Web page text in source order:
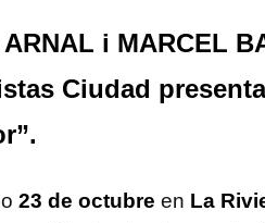
ARNAL i MARCEL
Ciudad
23 de octubre en La